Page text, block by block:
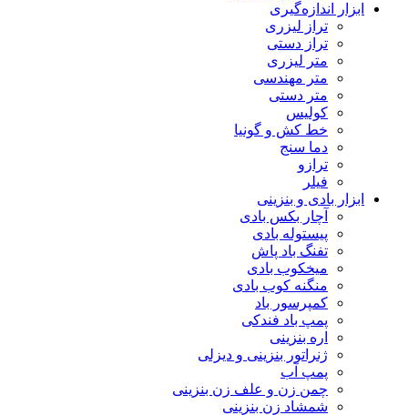
ابزار اندازه‌گیری
تراز لیزری
تراز دستی
متر لیزری
متر مهندسی
متر دستی
کولیس
خط کش و گونیا
دما سنج
ترازو
فیلر
ابزار بادی و بنزینی
آچار بکس بادی
پیستوله بادی
تفنگ باد پاش
میخکوب بادی
منگنه کوب بادی
کمپرسور باد
پمپ باد فندکی
اره بنزینی
ژنراتور بنزینی و دیزلی
پمپ آب
چمن زن و علف زن بنزینی
شمشاد زن بنزینی